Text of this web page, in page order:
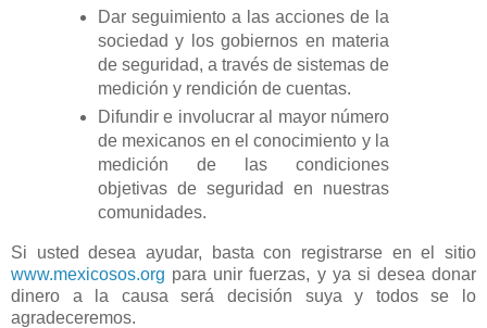
Dar seguimiento a las acciones de la
sociedad y los gobiernos en materia
de seguridad, a través de sistemas de
medición y rendición de cuentas.
Difundir e involucrar al mayor número
de mexicanos en el conocimiento y la
medición de las condiciones
objetivas de seguridad en nuestras
comunidades.
Si usted desea ayudar, basta con registrarse en el sitio
www.mexicosos.org para unir fuerzas, y ya si desea donar
dinero a la causa será decisión suya y todos se lo
agradeceremos.